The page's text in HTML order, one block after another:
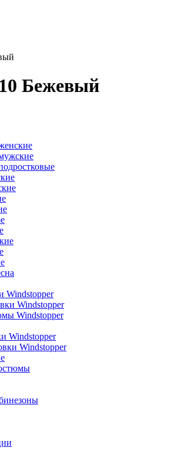
Бежевый
Windstopper
Windstopper
Windstopper
Windstopper
Windstopper